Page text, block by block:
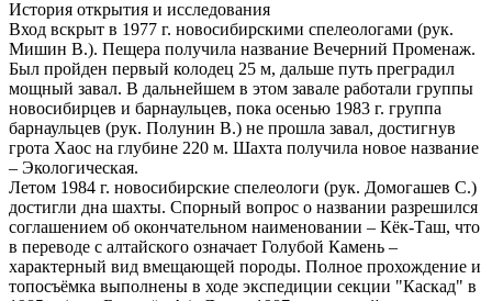
История открытия и исследования
Вход вскрыт в 1977 г. новосибирскими спелеологами (рук.
Мишин В.). Пещера получила название Вечерний Променаж.
Был пройден первый колодец 25 м, дальше путь преградил
мощный завал. В дальнейшем в этом завале работали группы
новосибирцев и барнаульцев, пока осенью 1983 г. группа
барнаульцев (рук. Полунин В.) не прошла завал, достигнув
грота Хаос на глубине 220 м. Шахта получила новое название
– Экологическая.
Летом 1984 г. новосибирские спелеологи (рук. Домогашев С.)
достигли дна шахты. Спорный вопрос о названии разрешился
соглашением об окончательном наименовании – Кёк-Таш, что
в переводе с алтайского означает Голубой Камень –
характерный вид вмещающей породы. Полное прохождение и
топосъёмка выполнены в ходе экспедиции секции "Каскад" в